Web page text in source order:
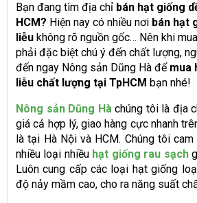
Bạn đang tìm địa chỉ bán hạt giống
HCM? Hiện nay có nhiều nơi bán hạt
liễu không rõ nguồn gốc… Nên khi
phải đặc biệt chú ý đến chất lượng,
đến ngay Nông sản Dũng Hà để mua
liễu chất lượng tại TpHCM bạn nhé!
Nông sản Dũng Hà chúng tôi là địa
giá cả hợp lý, giao hàng cực nhanh
là tại Hà Nội và HCM. Chúng tôi
nhiều loại nhiều hạt giống rau sạch
Luôn cung cấp các loại hạt giống
độ nảy mầm cao, cho ra năng suất